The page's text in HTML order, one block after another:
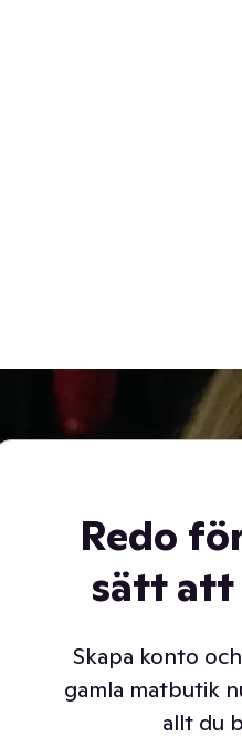
Redo
sätt att
Skapa konto
gamla matbutik
allt du